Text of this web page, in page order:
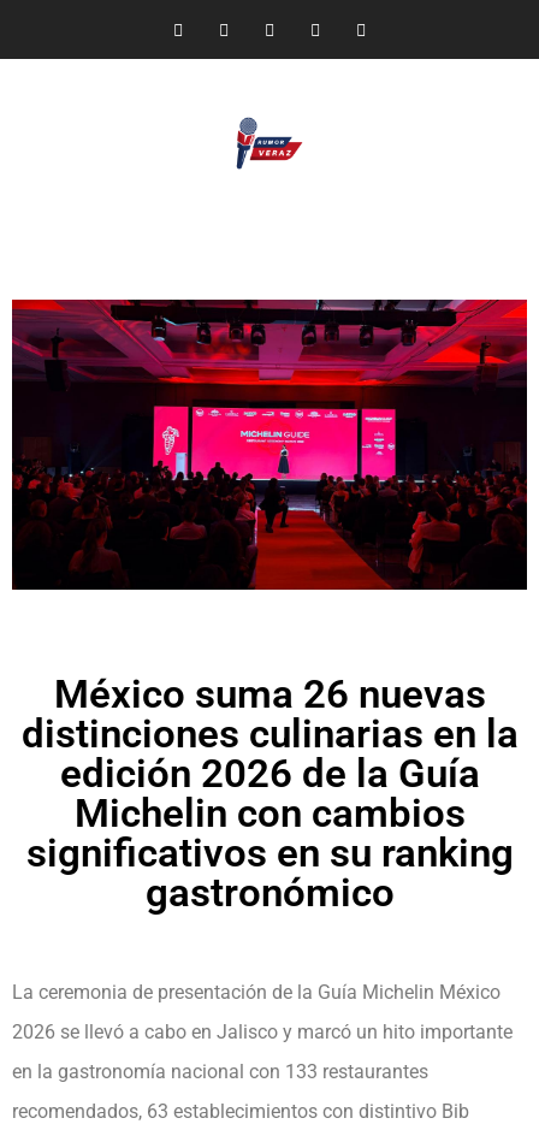
México suma 26 nuevas
distinciones culinarias en la
edición 2026 de la Guía
Michelin con cambios
significativos en su ranking
gastronómico
La ceremonia de presentación de la Guía Michelin México
2026 se llevó a cabo en Jalisco y marcó un hito importante
en la gastronomía nacional con 133 restaurantes
recomendados, 63 establecimientos con distintivo Bib